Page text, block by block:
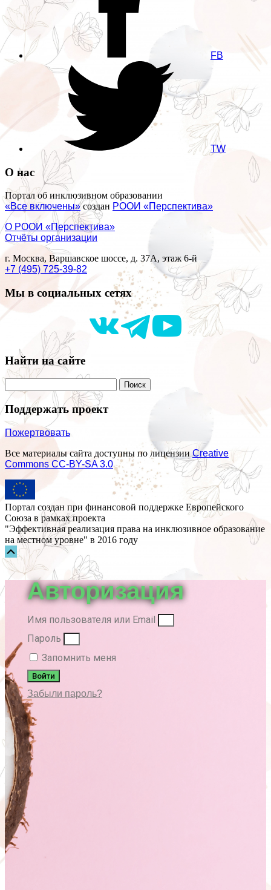
FB
TW
О нас
Портал об инклюзивном образовании
«Все включены»создан РООИ «Перспектива»
О РООИ «Перспектива»
Отчёты организации
г. Москва, Варшавское шоссе, д. 37А, этаж 6-й
+7 (495) 725-39-82
Мы в социальных сетях
Найти на сайте
Поддержать проект
Пожертвовать
Все материалы сайта доступны по лицензииCreative
Commons СС-BY-SA 3.0
Портал создан при финансовой поддержке Европейского
Союза в рамках проекта
"Эффективная реализация права на инклюзивное образование
на местном уровне" в 2016 году
Прокрутка
вверх
Авторизация
Имя пользователя или Email
Пароль
Запомнить меня
Войти
Забыли пароль?